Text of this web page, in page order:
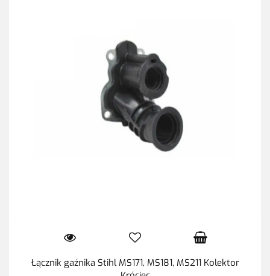
Łącznik gaźnika Stihl MS171, MS181, MS211 Kolektor